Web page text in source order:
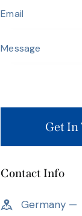
Contact Info
Germany —